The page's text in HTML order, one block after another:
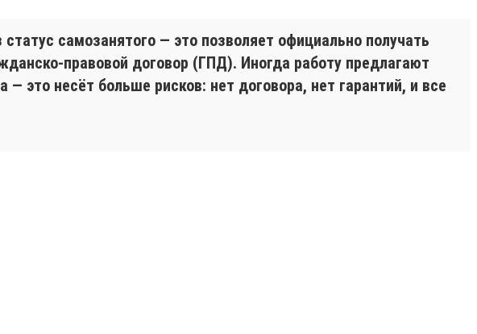
самозанятого — это позволяет официально получать
правовой договор (ГПД). Иногда работу предлагают
это несёт больше рисков: нет договора, нет гарантий, и все